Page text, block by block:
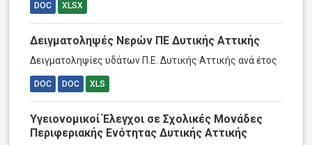
DOC XLSX
Δειγματοληψές Νερών ΠΕ Δυτικής Αττικής
Δειγματοληψίες υδάτων Π.Ε. Δυτικής Αττικής ανά έτος
DOC DOC XLS
Υγειονομικοί Έλεγχοι σε Σχολικές Μονάδες
Περιφεριακής Ενότητας Δυτικής Αττικής